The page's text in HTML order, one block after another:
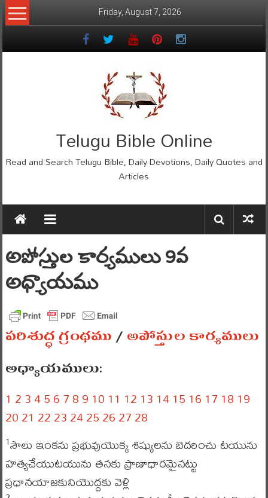
Skip
to
Friday, August 7, 2026
Telugu Bible Online
Read and Search Telugu Bible, Daily Devotions, Daily Quotes and
Articles
అపోస్తుల కార్యములు 9వ
అధ్యాయము
పరిశుద్ధ గ్రంథము/అపోస్తుల కార్యములు
అధ్యాయములు:
1 23456789 10 11 12 13 1415 16 17 18 19
2021 22232425262728
1సౌలు ఇంకను ప్రభువుయొక్క శిష్యులను బెదరించు టయును
హత్యచేయుటయును తనకు ప్రాణాధారమైనట్టు
ప్రధానయాజకునియొద్దకు వెళ్లి